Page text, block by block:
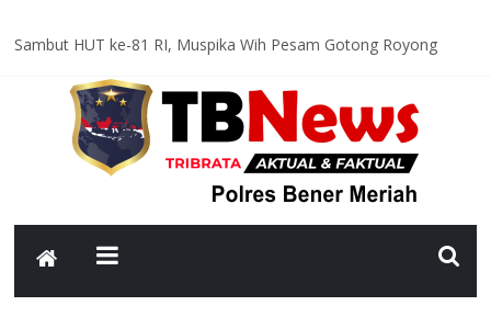
Sambut HUT ke-81 RI, Muspika Wih Pesam Gotong Royong
Optimal dan Humanis, Ditsamapta Polda Aceh Supervisi
Kesiapsiagaan Dalmas Polres Bener Meriah
Polsek Bandar Gelar Patroli Rutin, Sampaikan Pesan Kamtibmas
kepada Warga
Polsek Pintu Rime Gayo Pantau Kondisi Warga di Hunian
Pesan Kamtibmas